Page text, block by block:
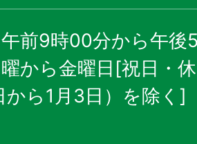
前9時00分から午後
から金曜日[祝日・
から1月3日）を除く]